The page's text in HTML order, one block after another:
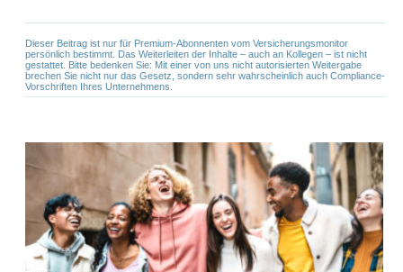
Dieser Beitrag ist nur für Premium-Abonnenten vom Versicherungsmonitor
persönlich bestimmt. Das Weiterleiten der Inhalte – auch an Kollegen – ist nicht
gestattet. Bitte bedenken Sie: Mit einer von uns nicht autorisierten Weitergabe
brechen Sie nicht nur das Gesetz, sondern sehr wahrscheinlich auch Compliance-
Vorschriften Ihres Unternehmens.